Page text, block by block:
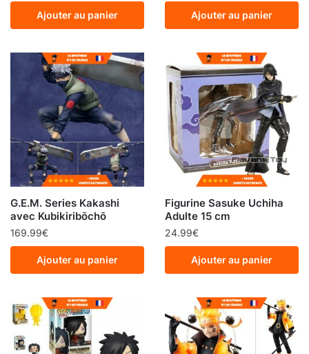
Ajouter au panier Ajouter au panier
G.E.M. Series Kakashi
avec Kubikiribōchō
169.99€
Ajouter au panier
Figurine Sasuke Uchiha
Adulte 15 cm
24.99€
Ajouter au panier